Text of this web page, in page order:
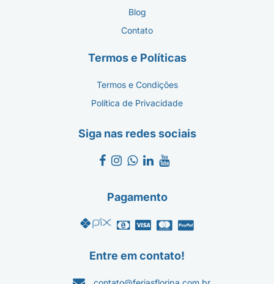
Blog
Contato
Termos e Políticas
Termos e Condições
Política de Privacidade
Siga nas redes sociais
Pagamento
Entre em contato!